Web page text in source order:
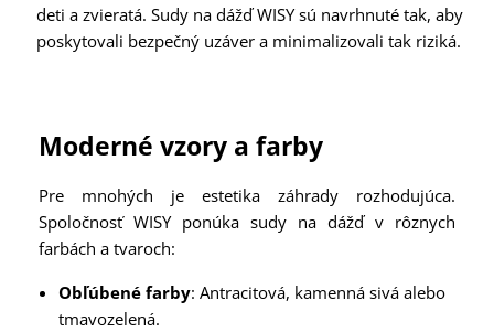
deti a zvieratá. Sudy na dážď WISY sú navrhnuté tak, aby
poskytovali bezpečný uzáver a minimalizovali tak riziká.
Moderné vzory a farby
Pre mnohých je estetika záhrady rozhodujúca.
Spoločnosť WISY ponúka sudy na dážď v rôznych
farbách a tvaroch:
Obľúbené farby: Antracitová, kamenná sivá alebo
tmavozelená.